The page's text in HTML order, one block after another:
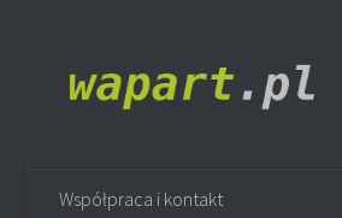
Współpraca i kontakt